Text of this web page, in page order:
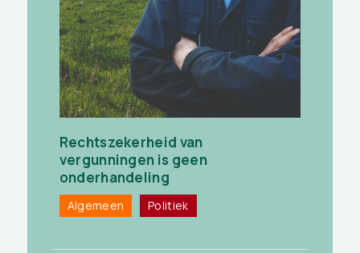
Rechtszekerheid van
vergunningen is geen
onderhandeling
Algemeen Politiek